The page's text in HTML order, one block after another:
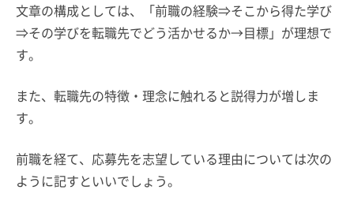
文章の構成としては、「前職の経験⇒そこから得た学び
⇒その学びを転職先でどう活かせるか→目標」が理想で
す。
また、転職先の特徴・理念に触れると説得力が増しま
す。
前職を経て、応募先を志望している理由については次の
ように記すといいでしょう。